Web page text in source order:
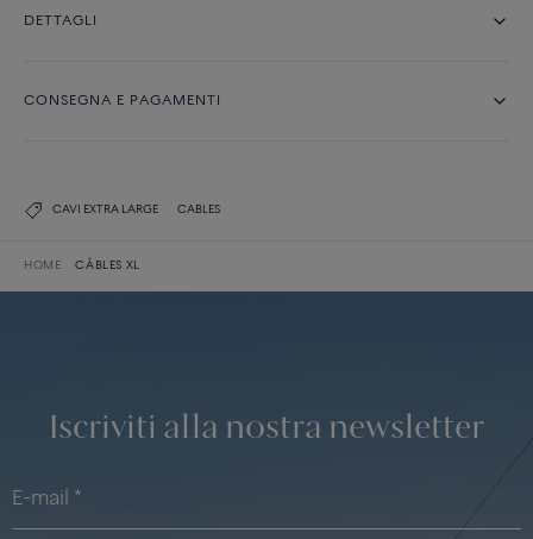
DETTAGLI
CONSEGNA E PAGAMENTI
CAVI EXTRA LARGE CABLES
HOME CÂBLES XL
Iscriviti alla nostra newsletter